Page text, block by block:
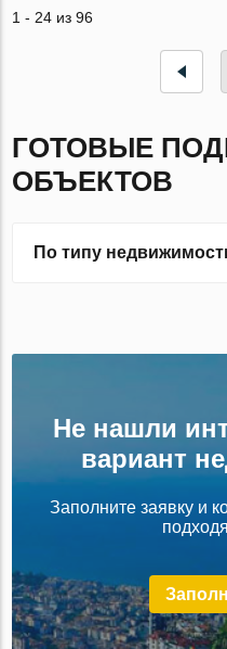
1 - 24 из 96
ГОТОВЫЕ
ОБЪЕКТОВ
По типу
Не нашли
вариант
Заполните заявку и